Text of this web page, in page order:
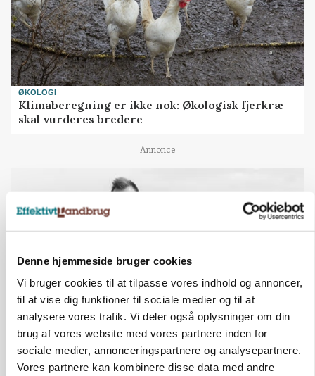
Denne hjemmeside bruger cookies
Vi bruger cookies til at tilpasse vores indhold og annoncer,
til at vise dig funktioner til sociale medier og til at
analysere vores trafik. Vi deler også oplysninger om din
brug af vores website med vores partnere inden for
sociale medier, annonceringspartnere og analysepartnere.
Vores partnere kan kombinere disse data med andre
ØKOLOGI
Klimaberegning er ikke nok: Økologisk fjerkræ
skal vurderes bredere
Annonce
LEDER
Befriende, at topredaktør erkender, hun er
blevet klogere. Det kunne vi alle lære af